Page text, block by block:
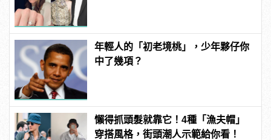
年輕人的「初老境桃」，少年夥仔你
中了幾項？
懶得抓頭髮就靠它！4種「漁夫帽」
穿搭風格，街頭潮人示範給你看！